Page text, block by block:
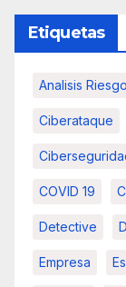
Etiquetas
Analisis Riesgo
Ciberataque
COVID 19
Detective
Empresa